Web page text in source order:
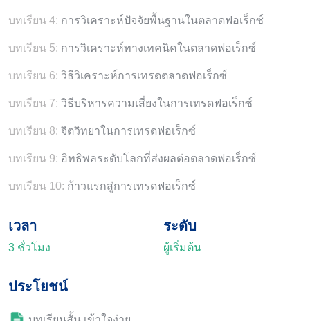
บทเรียน 4: การวิเคราะห์ปัจจัยพื้นฐานในตลาดฟอเร็กซ์
บทเรียน 5: การวิเคราะห์ทางเทคนิคในตลาดฟอเร็กซ์
บทเรียน 6: วิธีวิเคราะห์การเทรดตลาดฟอเร็กซ์
บทเรียน 7: วิธีบริหารความเสี่ยงในการเทรดฟอเร็กซ์
บทเรียน 8: จิตวิทยาในการเทรดฟอเร็กซ์
บทเรียน 9: อิทธิพลระดับโลกที่ส่งผลต่อตลาดฟอเร็กซ์
บทเรียน 10: ก้าวแรกสู่การเทรดฟอเร็กซ์
เวลา
3 ชั่วโมง
ระดับ
ผู้เริ่มต้น
ประโยชน์